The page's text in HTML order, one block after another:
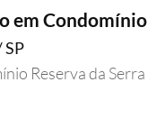
em Condomínio
SP
Reserva da Serra